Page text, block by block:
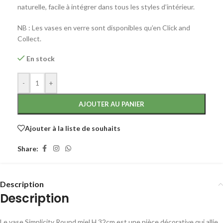
naturelle, facile à intégrer dans tous les styles d’intérieur.
NB : Les vases en verre sont disponibles qu’en Click and
Collect.
En stock
- +
AJOUTER AU PANIER
Ajouter à la liste de souhaits
Share:
Description
Description